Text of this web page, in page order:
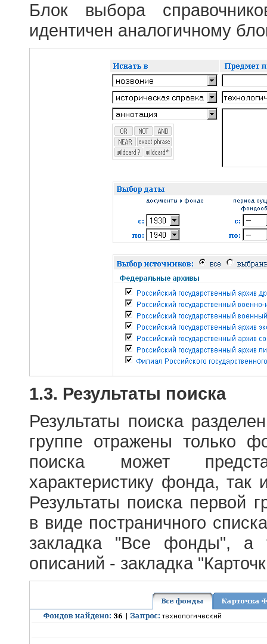
Блок выбора
идентичен аналогичному
1.3. Результаты поиска
Результаты поиска
группе отражены только
поиска может
характеристику фонда,
Результаты поиска первой
в виде постраничного
закладка "Все фонды", а
описаний - закладка